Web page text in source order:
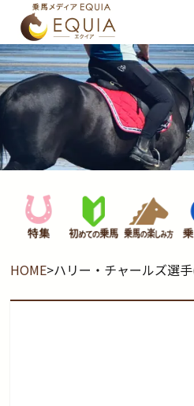
HOME>ハリー・チャールズ選